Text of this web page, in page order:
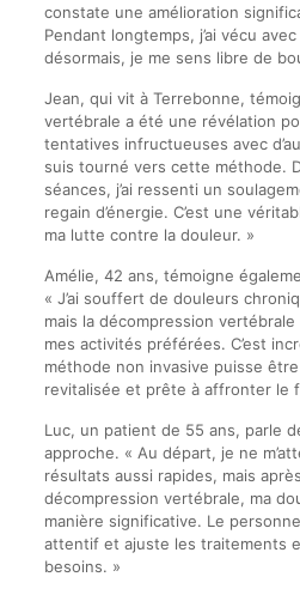
constate une amélioration
Pendant longtemps, j’ai vécu
désormais, je me sens libre de
Jean, qui vit à Terrebonne,
vertébrale a été une révélation
tentatives infructueuses avec
suis tourné vers cette méthode.
séances, j’ai ressenti un
regain d’énergie. C’est une
ma lutte contre la douleur. »
Amélie, 42 ans, témoigne
« J’ai souffert de douleurs
mais la décompression vertébrale
mes activités préférées. C’est
méthode non invasive puisse
revitalisée et prête à affronter le
Luc, un patient de 55 ans, parle
approche. « Au départ, je ne
résultats aussi rapides, mais
décompression vertébrale, ma
manière significative. Le
attentif et ajuste les traitements
besoins. »